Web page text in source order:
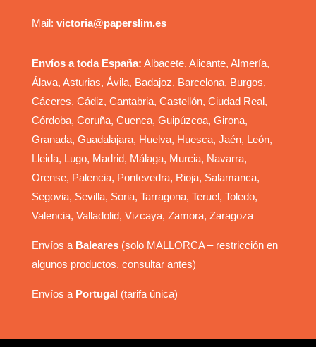
Mail: victoria@paperslim.es
Envíos a toda España: Albacete, Alicante, Almería,
Álava, Asturias, Ávila, Badajoz, Barcelona, Burgos,
Cáceres, Cádiz, Cantabria, Castellón, Ciudad Real,
Córdoba, Coruña, Cuenca, Guipúzcoa, Girona,
Granada, Guadalajara, Huelva, Huesca, Jaén, León,
Lleida, Lugo, Madrid, Málaga, Murcia, Navarra,
Orense, Palencia, Pontevedra, Rioja, Salamanca,
Segovia, Sevilla, Soria, Tarragona, Teruel, Toledo,
Valencia, Valladolid, Vizcaya, Zamora, Zaragoza
Envíos a Baleares(solo MALLORCA – restricción en
algunos productos, consultar antes)
Envíos a Portugal (tarifa única)